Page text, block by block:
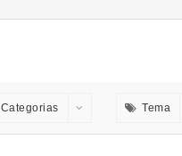
Categorias Tema